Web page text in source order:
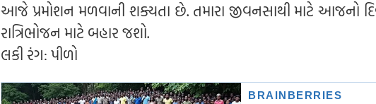
આજે પ્રમોશન મળવાની શક્યતા છે. તમારા જીવનસાથી માટે આજનો
રાત્રિભોજન માટે બહાર જશો.
લકી રંગ: પીળો